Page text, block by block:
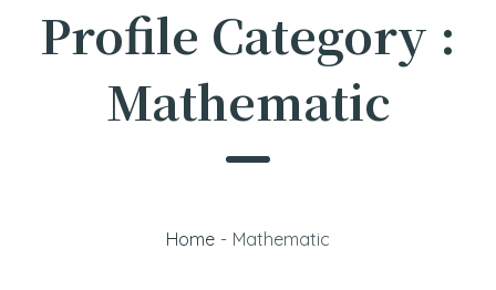
Profile Category :
Mathematic
Home - Mathematic